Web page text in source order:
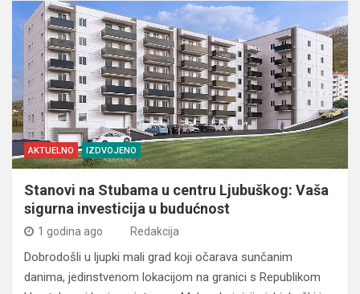
AKTUELNO IZDVOJENO
Stanovi na Stubama u centru Ljubuškog: Vaša
sigurna investicija u budućnost
1 godina ago Redakcija
Dobrodošli u ljupki mali grad koji očarava sunčanim
danima, jedinstvenom lokacijom na granici s Republikom